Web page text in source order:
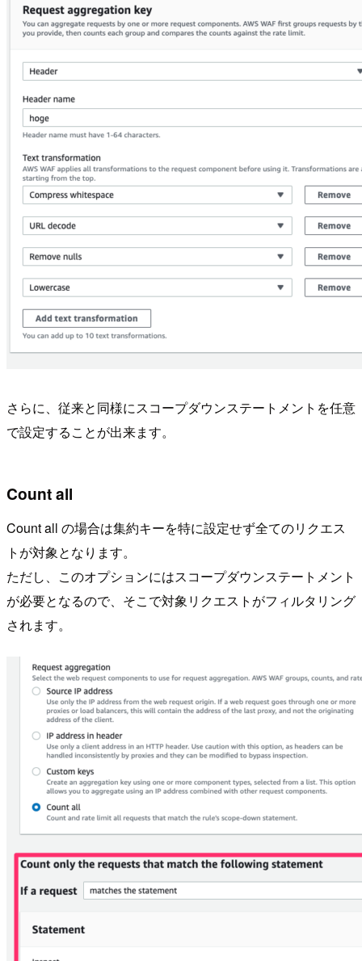
さらに、従来と同様にスコープダウンステートメントを任意
で設定することが出来ます。
Count all
Count all の場合は集約キーを特に設定せず全てのリクエス
トが対象となります。
ただし、このオプションにはスコープダウンステートメント
が必要となるので、そこで対象リクエストがフィルタリング
されます。